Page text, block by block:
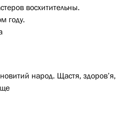
восхитительны.
году.
народ. Щастя, здоров’я,